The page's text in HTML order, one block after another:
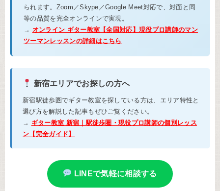
られます。Zoom／Skype／Google Meet対応で、対面と同
等の品質を完全オンラインで実現。
→ オンライン ギター教室【全国対応】現役プロ講師のマン
ツーマンレッスンの詳細はこちら
新宿エリアでお探しの方へ
新宿駅徒歩圏でギター教室を探している方は、エリア特性と
選び方を解説した記事もぜひご覧ください。
→ ギター教室 新宿｜駅徒歩圏・現役プロ講師の個別レッス
ン【完全ガイド】
LINEで気軽に相談する